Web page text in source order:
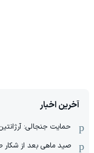
آخرین اخبار
حمایت جنجالی:
صید ماهی بعد از